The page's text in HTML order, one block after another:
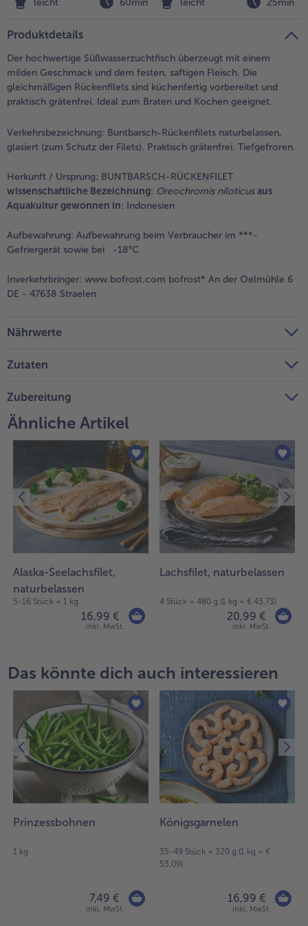
Produktdetails
Der hochwertige Süßwasserzuchtfisch überzeugt mit einem
milden Geschmack und dem festen, saftigen Fleisch. Die
gleichmäßigen Rückenfilets sind küchenfertig vorbereitet und
praktisch grätenfrei. Ideal zum Braten und Kochen geeignet.
Verkehrsbezeichnung: Buntbarsch-Rückenfilets naturbelassen,
glasiert (zum Schutz der Filets). Praktisch grätenfrei. Tiefgefroren.
Herkunft / Ursprung: BUNTBARSCH-RÜCKENFILET
wissenschaftliche Bezeichnung: Oreochromis niloticus aus
Aquakultur gewonnen in: Indonesien
Aufbewahrung: Aufbewahrung beim Verbraucher im ***-
Gefriergerät sowie bei -18°C
Inverkehrbringer: www.bofrost.com bofrost* An der Oelmühle 6
DE - 47638 Straelen
Nährwerte
Zutaten
Zubereitung
Ähnliche Artikel
Alaska-Seelachsfilet,
naturbelassen
5-16 Stück = 1 kg
16,99 €
inkl. MwSt.
Lachsfilet, naturbelassen
4 Stück = 480 g (1 kg = € 43,73)
20,99 €
inkl. MwSt.
Das könnte dich auch interessieren
Prinzessbohnen
1 kg
7,49 €
inkl. MwSt.
Königsgarnelen
35-49 Stück = 320 g (1 kg = €
53,09)
16,99 €
inkl. MwSt.